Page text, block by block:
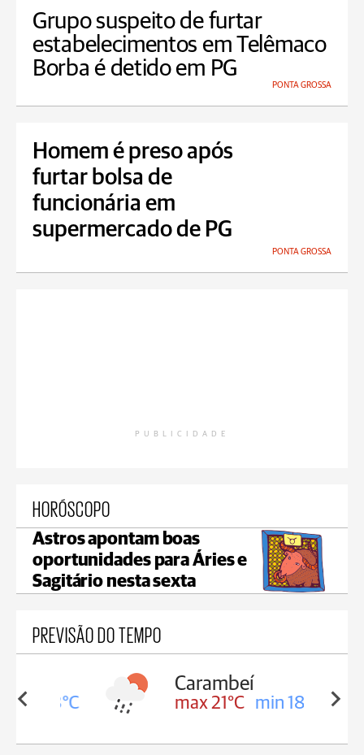
Grupo suspeito de furtar
estabelecimentos em Telêmaco
Borba é detido em PG
PONTA GROSSA
Homem é preso após
furtar bolsa de
funcionária em
supermercado de PG
PONTA GROSSA
PUBLICIDADE
HORÓSCOPO
Astros apontam boas
oportunidades para Áries e
Sagitário nesta sexta
PREVISÃO DO TEMPO
18°C
Carambeí
max 21°C min 18°C